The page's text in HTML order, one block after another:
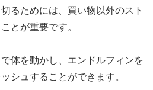
るためには、買い物以外のスト
とが重要です。
体を動かし、エンドルフィンを
シュすることができます。